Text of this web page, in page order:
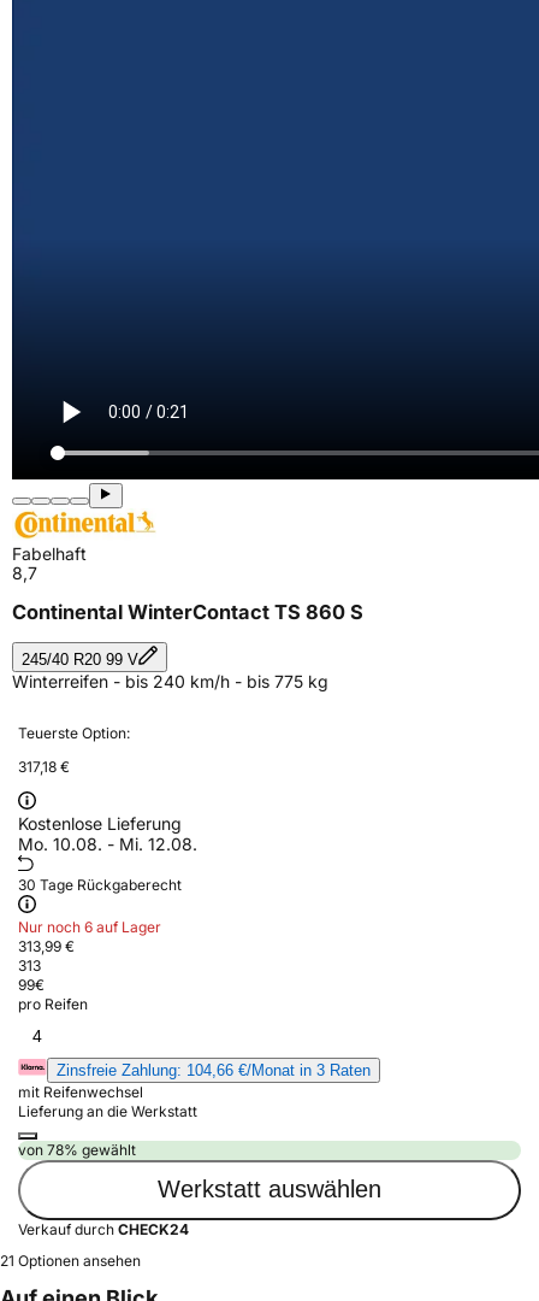
Fabelhaft
8,7
Continental WinterContact TS 860 S
245/40 R20 99 V
Winterreifen - bis 240 km/h - bis 775 kg
Teuerste Option:
317,18 €
Kostenlose Lieferung
Mo. 10.08. - Mi. 12.08.
30 Tage Rückgaberecht
Nur noch 6 auf Lager
313,99 €
313
99€
pro Reifen
4
Zinsfreie Zahlung: 104,66 €/Monat in 3 Raten
mit Reifenwechsel
Lieferung an die Werkstatt
von 78% gewählt
Werkstatt auswählen
Verkauf durch CHECK24
21 Optionen ansehen